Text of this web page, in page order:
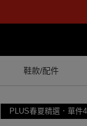
鞋款/配件
PLUS春夏精選．單件